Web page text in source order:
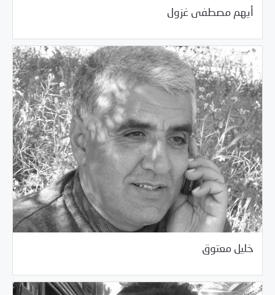
أيهم مصطفى غزول
خليل معتوق